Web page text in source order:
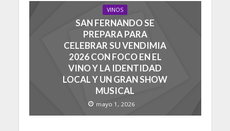
VINOS
SAN FERNANDO SE
PREPARA PARA
CELEBRAR SU VENDIMIA
2026 CON FOCO EN EL
VINO Y LA IDENTIDAD
LOCAL Y UN GRAN SHOW
MUSICAL
mayo 1, 2026